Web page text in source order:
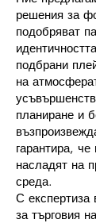
решения за
подобряват
подбрани
на
планиране и
гарантира,
насладят на
среда.
С експертиза
за търговия